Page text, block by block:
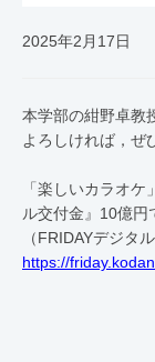
2025年2月17日
本学部の紺野卓教
よろしければ，ぜ
「楽しいカラオ
ル交付金』10億円
（FRIDAYデジタ
https://